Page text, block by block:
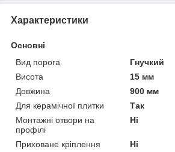
Характеристики
Основні
Вид порога
Гнучкий
Висота
15 мм
Довжина
900 мм
Для керамічної плитки
Так
Монтажні отвори на
профілі
Ні
Приховане кріплення
Ні